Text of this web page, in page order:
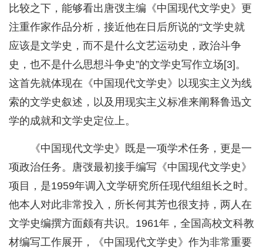
比较之下，能够看出唐弢主编《中国现代文学史》更
注重作家作品分析，接近他在日后所说的“文学史就
应该是文学史，而不是什么文艺运动史，政治斗争
史，也不是什么思想斗争史”的文学史写作立场[3]。
这首先就体现在《中国现代文学史》以现实主义为线
索的文学史叙述，以及用现实主义标准来阐释鲁迅文
学的成就和文学史定位上。
《中国现代文学史》既是一项学术任务，更是一
项政治任务。唐弢最初接手编写《中国现代文学史》
项目，是1959年调入文学研究所任现代组组长之时。
他本人对此非常投入，所长何其芳也很支持，两人在
文学史编撰方面颇有共识。1961年，全国高校文科教
材编写工作展开，《中国现代文学史》作为非常重要